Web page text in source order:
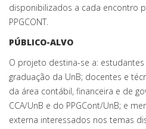
disponibilizados a cada encontro
PPGCONT.
PÚBLICO-ALVO
O projeto destina-se a:
graduação da UnB; docentes e
da área contábil, financeira e de
CCA/UnB e do PPGCont/UnB; e
externa interessados nos temas